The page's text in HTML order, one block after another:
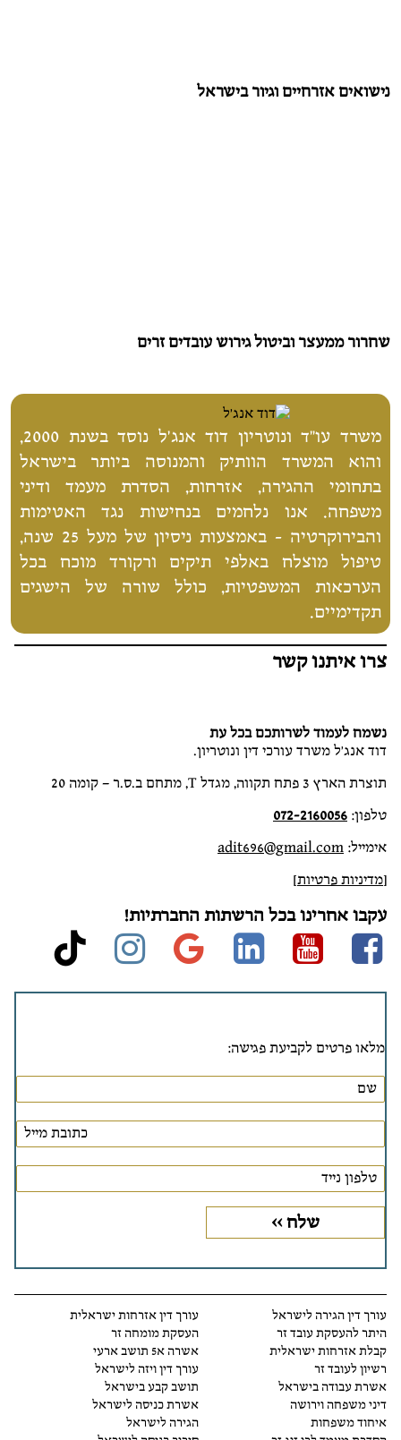
נישואים אזרחיים וגיור בישראל
שחרור ממעצר וביטול גירוש עובדים זרים
משרד עו"ד ונוטריון דוד אנג'ל נוסד בשנת 2000,
והוא המשרד הוותיק והמנוסה ביותר בישראל
בתחומי ההגירה, אזרחות, הסדרת מעמד ודיני
משפחה. אנו נלחמים בנחישות נגד האטימות
והבירוקרטיה - באמצעות ניסיון של מעל 25 שנה,
טיפול מוצלח באלפי תיקים ורקורד מוכח בכל
הערכאות המשפטיות, כולל שורה של הישגים
תקדימיים.
צרו איתנו קשר
נשמח לעמוד לשרותכם בכל עת
דוד אנג'ל משרד עורכי דין ונוטריון.
תוצרת הארץ 3 פתח תקווה, מגדל T, מתחם ב.ס.ר – קומה 20
טלפון: 072-2160056
אימייל: adit696@gmail.com
[מדיניות פרטיות]
עקבו אחרינו בכל הרשתות החברתיות!
Facebook
Youtube
linkedin
google
מלאו פרטים לקביעת פגישה:
עורך דין הגירה לישראל
היתר להעסקת עובד זר
קבלת אזרחות ישראלית
רשיון לעובד זר
אשרת עבודה בישראל
דיני משפחה וירושה
איחוד משפחות
עורך דין אזרחות ישראלית
העסקת מומחה זר
אשרה א5 תושב ארעי
עורך דין ויזה לישראל
תושב קבע בישראל
אשרת כניסה לישראל
הגירה לישראל